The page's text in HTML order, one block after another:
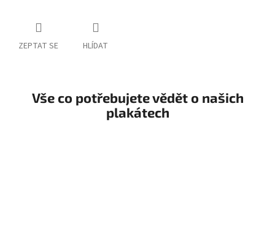
ZEPTAT SE HLÍDAT
Vše co potřebujete vědět o našich
plakátech